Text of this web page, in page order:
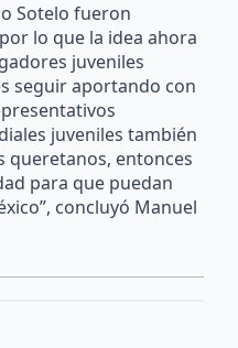
Sotelo fueron
lo que la idea ahora
juveniles
seguir aportando con
juveniles también
queretanos, entonces
para que puedan
concluyó Manuel